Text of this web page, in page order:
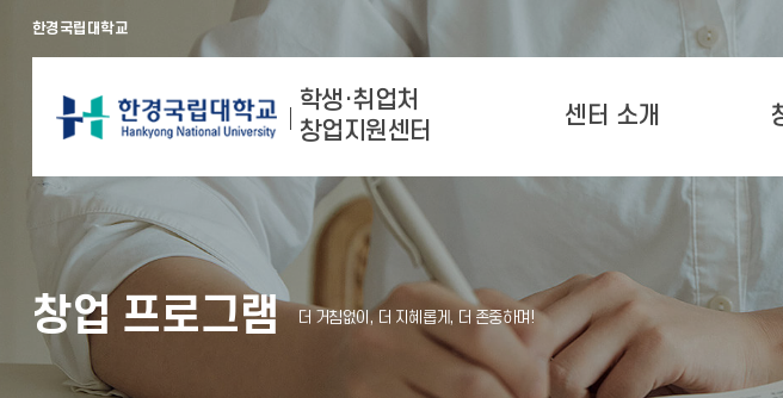
한경국립대학교
학생·취업처
창업지원센터
센터 소개
창업 프로그램